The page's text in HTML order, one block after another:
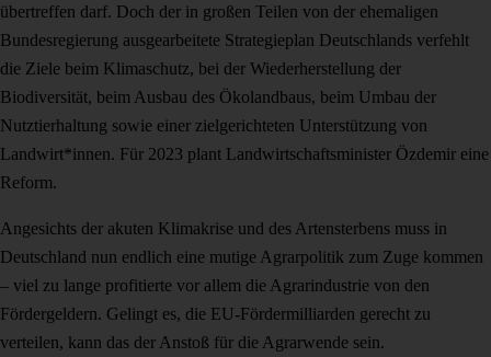
übertreffen darf. Doch der in großen Teilen von der ehemaligen
Bundesregierung ausgearbeitete Strategieplan Deutschlands verfehlt
die Ziele beim Klimaschutz, bei der Wiederherstellung der
Biodiversität, beim Ausbau des Ökolandbaus, beim Umbau der
Nutztierhaltung sowie einer zielgerichteten Unterstützung von
Landwirt*innen. Für 2023 plant Landwirtschaftsminister Özdemir eine
Reform.
Angesichts der akuten Klimakrise und des Artensterbens muss in
Deutschland nun endlich eine mutige Agrarpolitik zum Zuge kommen
– viel zu lange profitierte vor allem die Agrarindustrie von den
Fördergeldern. Gelingt es, die EU-Fördermilliarden gerecht zu
verteilen, kann das der Anstoß für die Agrarwende sein.